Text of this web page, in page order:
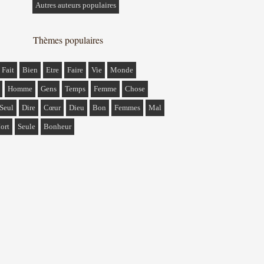
Autres auteurs populaires
Thèmes populaires
Fait Bien Etre Faire Vie Monde
Homme Gens Temps Femme Chose
Seul Dire Cœur Dieu Bon Femmes Mal
Seule Bonheur